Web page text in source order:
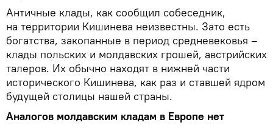
Античные клады, как сообщил собеседник,
на территории Кишинева неизвестны. Зато есть
богатства, закопанные в период средневековья –
клады польских и молдавских грошей, австрийских
талеров. Их обычно находят в нижней части
исторического Кишинева, как раз и ставшей ядром
будущей столицы нашей страны.
Аналогов молдавским кладам в Европе нет